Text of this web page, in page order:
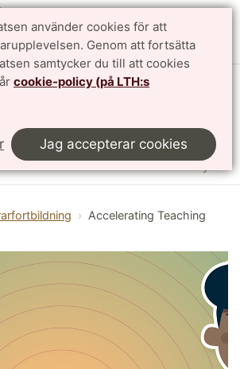
använder cookies för att
Genom att fortsätta
samtycker du till att cookies
cookie-policy (på LTH:s
Jag accepterar cookies
Science Center
Meny
Accelerating Teaching